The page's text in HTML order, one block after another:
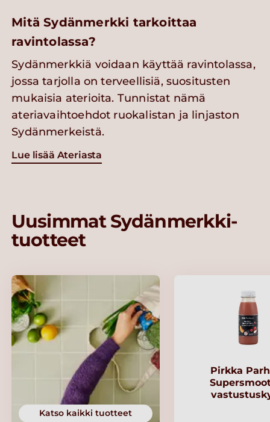
Mitä Sydänmerkki tarkoittaa
ravintolassa?
Sydänmerkkiä voidaan käyttää ravintolassa,
jossa tarjolla on terveellisiä, suositusten
mukaisia aterioita. Tunnistat nämä
ateriavaihtoehdot ruokalistan ja linjaston
Sydänmerkeistä.
Lue lisää Ateriasta
Uusimmat Sydänmerkki-
tuotteet
Katso kaikki tuotteet
Pirkka